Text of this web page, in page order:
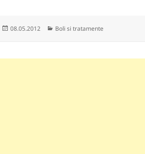
Publicat
08.05.2012 Categorii
Boli si tratamente